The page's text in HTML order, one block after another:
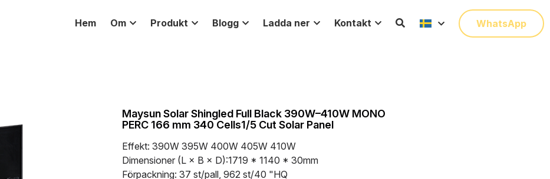
Hem Om Produkt Blogg Ladda ner Kontakt WhatsApp
Maysun Solar Shingled Full Black 390W–410W MONO
PERC 166 mm 340 Cells1/5 Cut Solar Panel
Effekt: 390W 395W 400W 405W 410W
Dimensioner (L × B × D):1719 * 1140 * 30mm
Förpackning: 37 st/pall, 962 st/40 "HQ